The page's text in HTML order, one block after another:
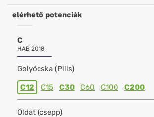
elérhető potenciák
C
HAB 2018
Golyócska (Pills)
C12 C15 C30 C60 C100 C200
Oldat (csepp)